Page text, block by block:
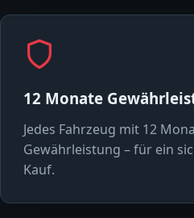
12 Monate
Jedes Fahrzeug mit 12
Gewährleistung – für ein
Kauf.